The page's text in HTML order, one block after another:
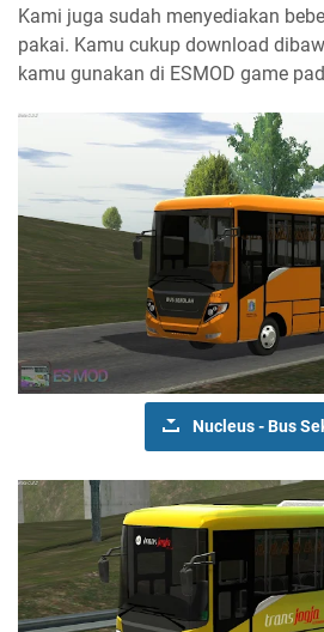
Kami juga sudah menyediakan
pakai. Kamu cukup download
kamu gunakan di ESMOD game
Nucleus - Bus